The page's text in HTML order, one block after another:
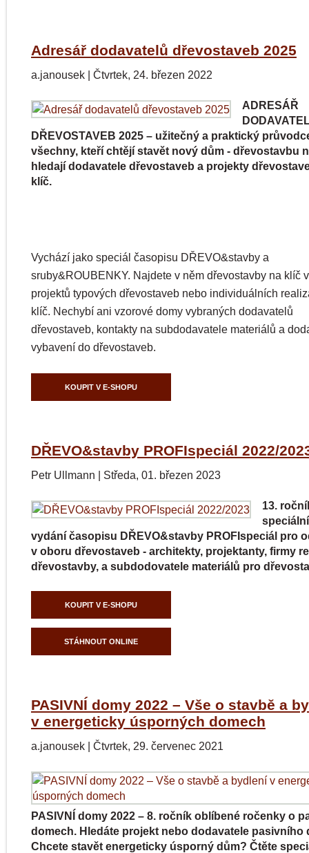
Adresář dodavatelů dřevostaveb 2025
a.janousek | Čtvrtek, 24. březen 2022
ADRESÁŘ
DŘEVOSTAVEB 2025 – užitečný a praktický
všechny, kteří chtějí stavět nový dům - dřevostavbu
hledají dodavatele dřevostaveb a projekty
klíč.
Vychází jako speciál časopisu DŘEVO&stavby a
sruby&ROUBENKY. Najdete v něm dřevostavby na klíč
projektů typových dřevostaveb nebo individuálních
klíč. Nechybí ani vzorové domy vybraných dodavatelů
dřevostaveb, kontakty na subdodavatele materiálů a
vybavení do dřevostaveb.
KOUPIT V E-SHOPU
DŘEVO&stavby PROFIspeciál 2022/
Petr Ullmann | Středa, 01. březen 2023
13.
vydání časopisu DŘEVO&stavby PROFIspeciál pro
v oboru dřevostaveb - architekty, projektanty, firmy
dřevostavby, a subdodovatele materiálů pro
KOUPIT V E-SHOPU
STÁHNOUT ONLINE
PASIVNÍ domy 2022 – Vše o stavbě a
v energeticky úsporných domech
a.janousek | Čtvrtek, 29. červenec 2021
PASIVNÍ domy 2022 – 8. ročník oblíbené ročenky o
domech. Hledáte projekt nebo dodavatele pasivního
Chcete stavět energeticky úsporný dům? Čtěte